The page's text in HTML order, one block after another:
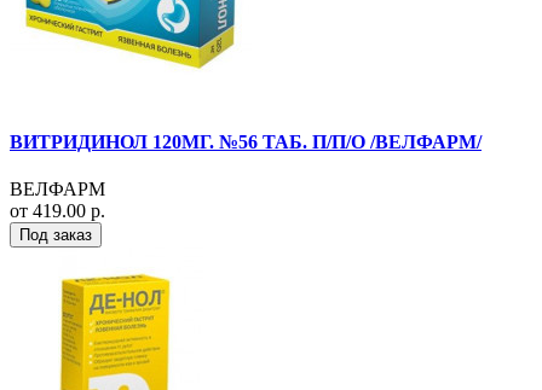
ВИТРИДИНОЛ 120МГ. №56 ТАБ. П/П/О /ВЕЛФАРМ/
ВЕЛФАРМ
от 419.00 р.
Под заказ